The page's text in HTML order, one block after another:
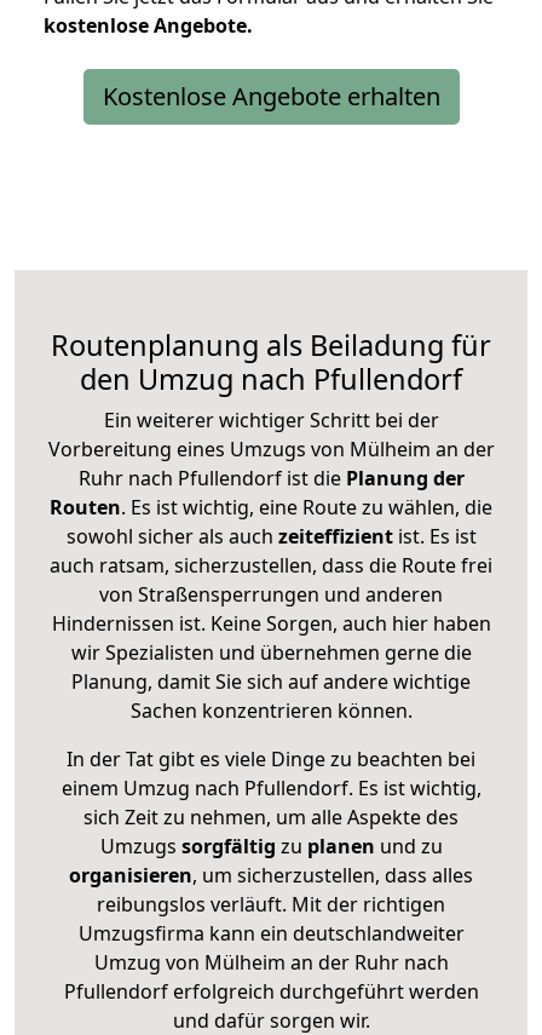
kostenloseAngebote.
Kostenlose Angebote erhalten
Routenplanung als Beiladung für
den Umzug nach Pfullendorf
Ein weiterer wichtiger Schritt bei der
Vorbereitung eines Umzugs von Mülheim an der
Ruhr nach Pfullendorf ist diePlanung der
Routen. Es ist wichtig, eine Route zu wählen, die
sowohl sicher als auch zeiteffizientist. Es ist
auch ratsam, sicherzustellen, dass die Route frei
von Straßensperrungen und anderen
Hindernissen ist. Keine Sorgen, auch hier haben
wir Spezialisten und übernehmen gerne die
Planung, damit Sie sich auf andere wichtige
Sachen konzentrieren können.
In der Tat gibt es viele Dinge zu beachten bei
einem Umzug nach Pfullendorf. Es ist wichtig,
sich Zeit zu nehmen, um alle Aspekte des
Umzugs sorgfältig zu planen und zu
organisieren, um sicherzustellen, dass alles
reibungslos verläuft. Mit der richtigen
Umzugsfirma kann ein deutschlandweiter
Umzug von Mülheim an der Ruhr nach
Pfullendorf erfolgreich durchgeführt werden
und dafür sorgen wir.